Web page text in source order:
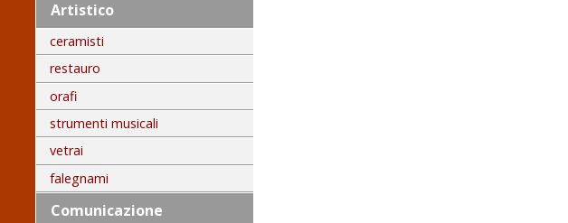
Artistico
ceramisti
restauro
orafi
strumenti musicali
vetrai
falegnami
Comunicazione